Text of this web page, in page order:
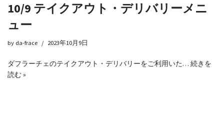
10/9 テイクアウト・デリバリーメニ
ュー
by da-frace 2023年10月9日
ダフラーチェのテイクアウト・デリバリーをご利用いた… 続きを
読む »